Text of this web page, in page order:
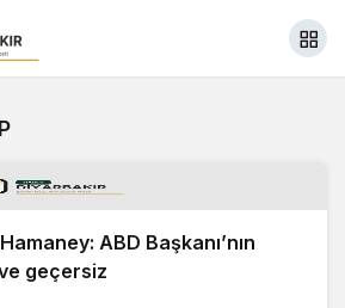
ABD Başkanı’nın
geçersiz